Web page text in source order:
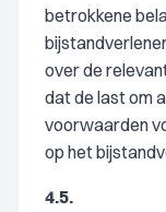
betrokkene
over de
dat de last om
voorwaarden
op het
4.5.